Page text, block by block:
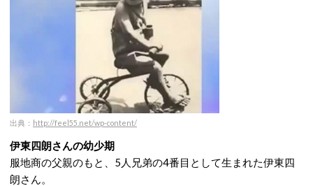
出典： http://feel55.net/wp-content/
伊東四朗さんの幼少期
服地商の父親のもと、5人兄弟の4番目として生まれた伊東四
朗さん。